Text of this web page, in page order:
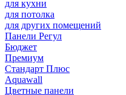
для кухни
для потолка
для других помещений
Панели Регул
Бюджет
Премиум
Стандарт Плюс
Aquawall
Цветные панели